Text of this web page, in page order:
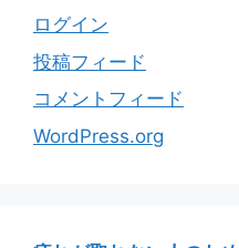
ログイン
投稿フィード
コメントフィード
WordPress.org